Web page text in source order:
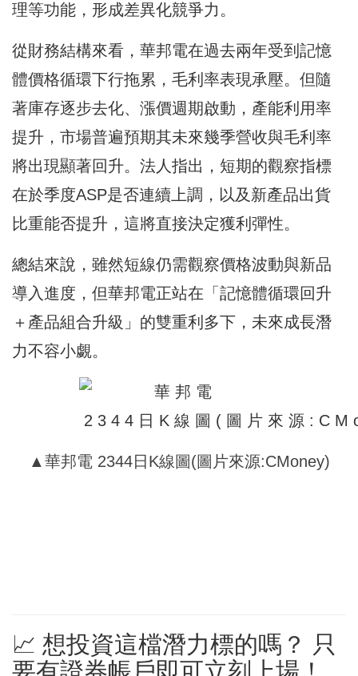
理等功能，形成差異化競爭力。
從財務結構來看，華邦電在過去兩年受到記憶
體價格循環下行拖累，毛利率表現承壓。但隨
著庫存逐步去化、漲價週期啟動，產能利用率
提升，市場普遍預期其未來幾季營收與毛利率
將出現顯著回升。法人指出，短期的觀察指標
在於季度ASP是否連續上調，以及新產品出貨
比重能否提升，這將直接決定獲利彈性。
總結來說，雖然短線仍需觀察價格波動與新品
導入進度，但華邦電正站在「記憶體循環回升
＋產品組合升級」的雙重利多下，未來成長潛
力不容小覷。
▲華邦電 2344日K線圖(圖片來源:CMoney)
📈 想投資這檔潛力標的嗎？ 只
要有證券帳戶即可立刻上場！